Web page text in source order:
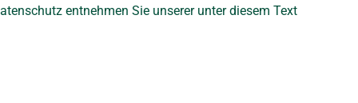
entnehmen Sie unserer unter diesem Text